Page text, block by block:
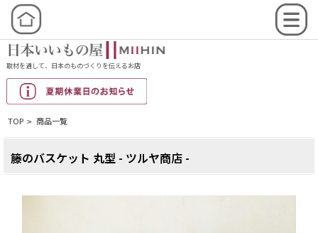
取材を通して、日本のものづくりを伝えるお店
TOP > 商品一覧
籐のバスケット 丸型 - ツルヤ商店 -